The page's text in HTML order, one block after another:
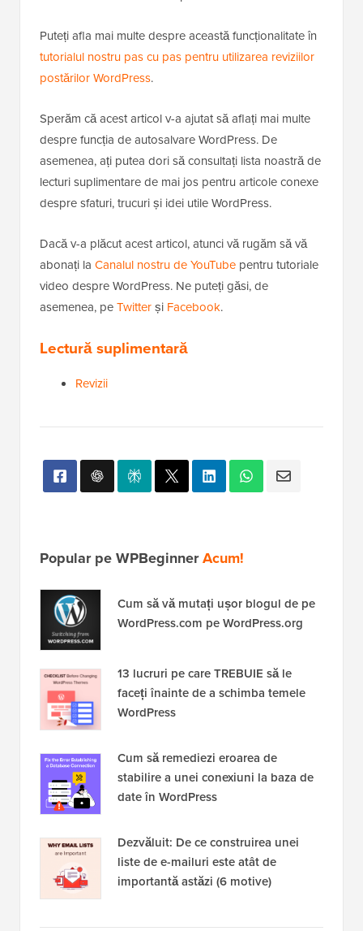
Puteți afla mai multe despre această funcționalitate în
tutorialul nostru pas cu pas pentru utilizarea reviziilor
postărilor WordPress.
Sperăm că acest articol v-a ajutat să aflați mai multe
despre funcția de autosalvare WordPress. De
asemenea, ați putea dori să consultați lista noastră de
lecturi suplimentare de mai jos pentru articole conexe
despre sfaturi, trucuri și idei utile WordPress.
Dacă v-a plăcut acest articol, atunci vă rugăm să vă
abonați la Canalul nostru de YouTube pentru tutoriale
video despre WordPress. Ne puteți găsi, de
asemenea, peTwitterși Facebook.
Lectură suplimentară
Revizii
Popular pe WPBeginnerAcum!
Cum să vă mutați ușor blogul de pe
WordPress.com pe WordPress.org
13 lucruri pe care TREBUIE să le
faceți înainte de a schimba temele
WordPress
Cum să remediezi eroarea de
stabilire a unei conexiuni la baza de
date în WordPress
Dezvăluit: De ce construirea unei
liste de e-mailuri este atât de
importantă astăzi (6 motive)